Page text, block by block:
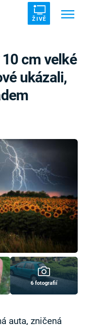
ŽIVĚ
cm velké
ukázali,
6 fotografií
auta, zničená